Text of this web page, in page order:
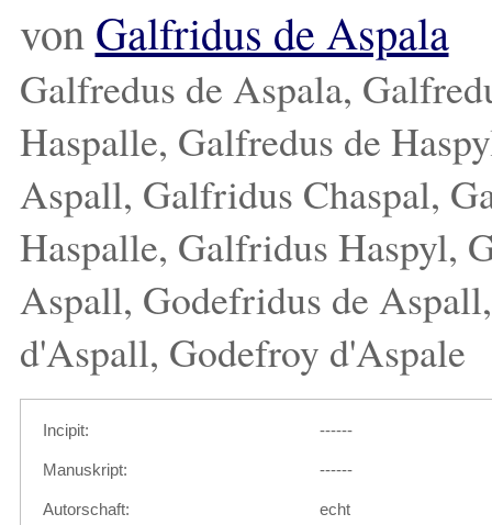
von Galfridus de Aspala
Galfredus de Aspala,
Haspalle, Galfredus de
Aspall, Galfridus Chaspal,
Haspalle, Galfridus Haspyl,
Aspall, Godefridus de
d'Aspall, Godefroy d'Aspale
Incipit: ------
Manuskript: ------
Autorschaft: echt